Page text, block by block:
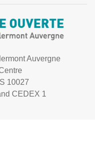
Auvergne
10027
CEDEX 1